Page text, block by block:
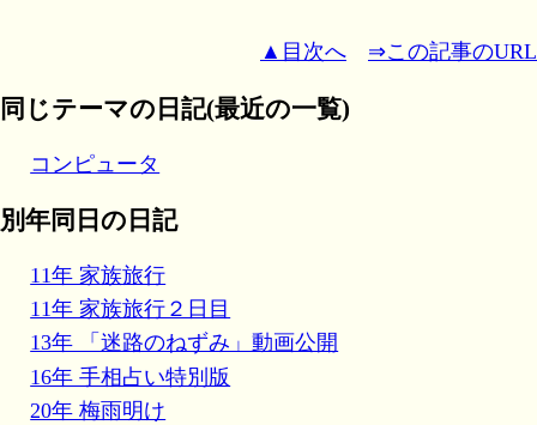
▲目次へ ⇒この記事のURL
同じテーマの日記(最近の一覧)
コンピュータ
別年同日の日記
11年 家族旅行
11年 家族旅行２日目
13年 「迷路のねずみ」動画公開
16年 手相占い特別版
20年 梅雨明け